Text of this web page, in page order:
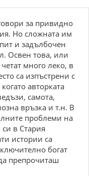
за привидно
Но сложната им
и задълбочен
Освен това, или
много леко, в
са изпъстрени с
авторката
самота,
връзка и т.н. В
проблеми на
в Стария
истории са
богат
препрочиташ